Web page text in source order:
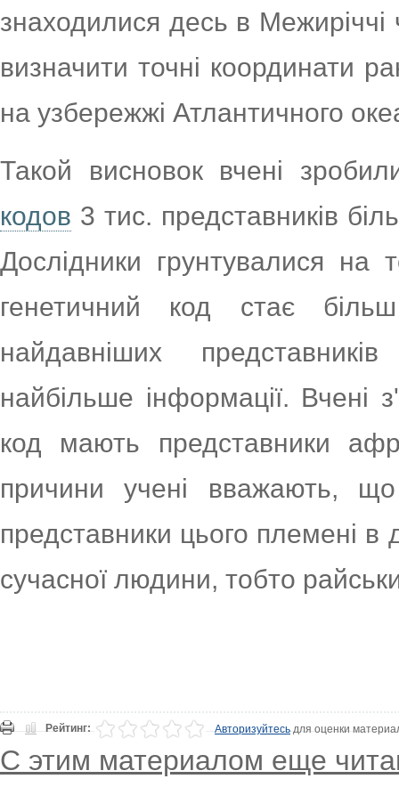
знаходилися десь в Межиріччі
визначити точні координати
на узбережжі Атлантичного
Такой висновок вчені
кодов 3 тис. представників
Дослідники грунтувалися на
генетичний код стає
найдавніших
найбільше інформації. Вчені
код мають представники
причини учені вважають,
представники цього племені в
сучасної людини, тобто
Рейтинг: Авторизуйтесьдля оценки
С этим материалом еще